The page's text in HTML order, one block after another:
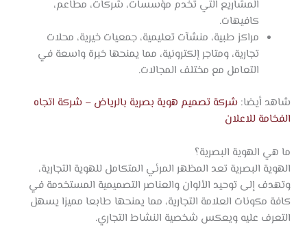
المشاريع التي تخدم مؤسسات، شركات، مطاعم،
كافيهات.
مراكز طبية، منشآت تعليمية، جمعيات خيرية، محلات
تجارية، ومتاجر إلكترونية، مما يمنحها خبرة واسعة في
التعامل مع مختلف المجالات.
شاهد أيضا: شركة تصميم هوية بصرية بالرياض – شركة اتجاه
الفخامة للاعلان
ما هي الهوية البصرية؟
الهوية البصرية تعد المظهر المرئي المتكامل للهوية التجارية،
وتهدف إلى توحيد الألوان والعناصر التصميمية المستخدمة في
كافة مكونات العلامة التجارية، مما يمنحها طابعا مميزا يسهل
التعرف عليه ويعكس شخصية النشاط التجاري.